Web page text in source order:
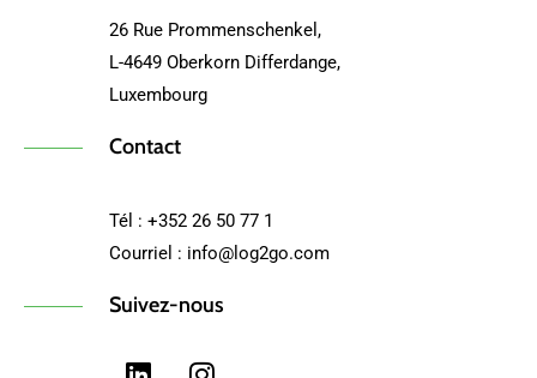
26 Rue Prommenschenkel,
L-4649 Oberkorn Differdange,
Luxembourg
Contact
Tél : +352 26 50 77 1
Courriel : info@log2go.com
Suivez-nous